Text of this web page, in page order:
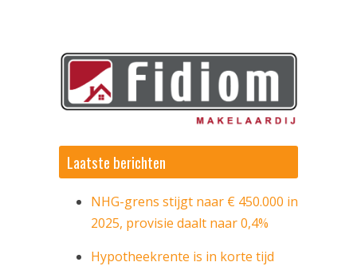
Laatste berichten
NHG-grens stijgt naar € 450.000 in
2025, provisie daalt naar 0,4%
Hypotheekrente is in korte tijd